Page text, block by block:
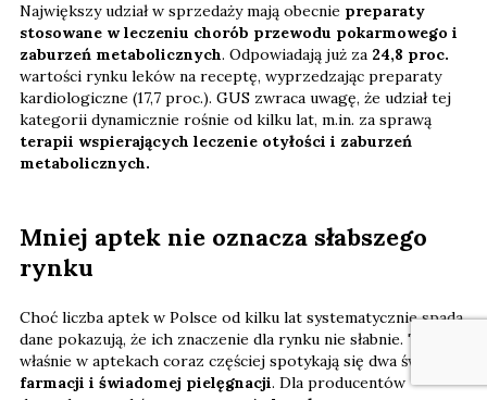
Największy udział w sprzedaży mają obecnie preparaty
stosowane w leczeniu chorób przewodu pokarmowego i
zaburzeń metabolicznych. Odpowiadają już za 24,8 proc.
wartości rynku leków na receptę, wyprzedzając preparaty
kardiologiczne (17,7 proc.). GUS zwraca uwagę, że udział tej
kategorii dynamicznie rośnie od kilku lat, m.in. za sprawą
terapii wspierających leczenie otyłości i zaburzeń
metabolicznych.
Mniej aptek nie oznacza słabszego
rynku
Choć liczba aptek w Polsce od kilku lat systematycznie spada,
dane pokazują, że ich znaczenie dla rynku nie słabnie. To
właśnie w aptekach coraz częściej spotykają się dwa światy –
farmacji i świadomej pielęgnacji. Dla producentów